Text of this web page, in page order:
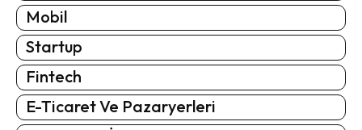
Mobil
Startup
Fintech
E-Ticaret Ve Pazaryerleri